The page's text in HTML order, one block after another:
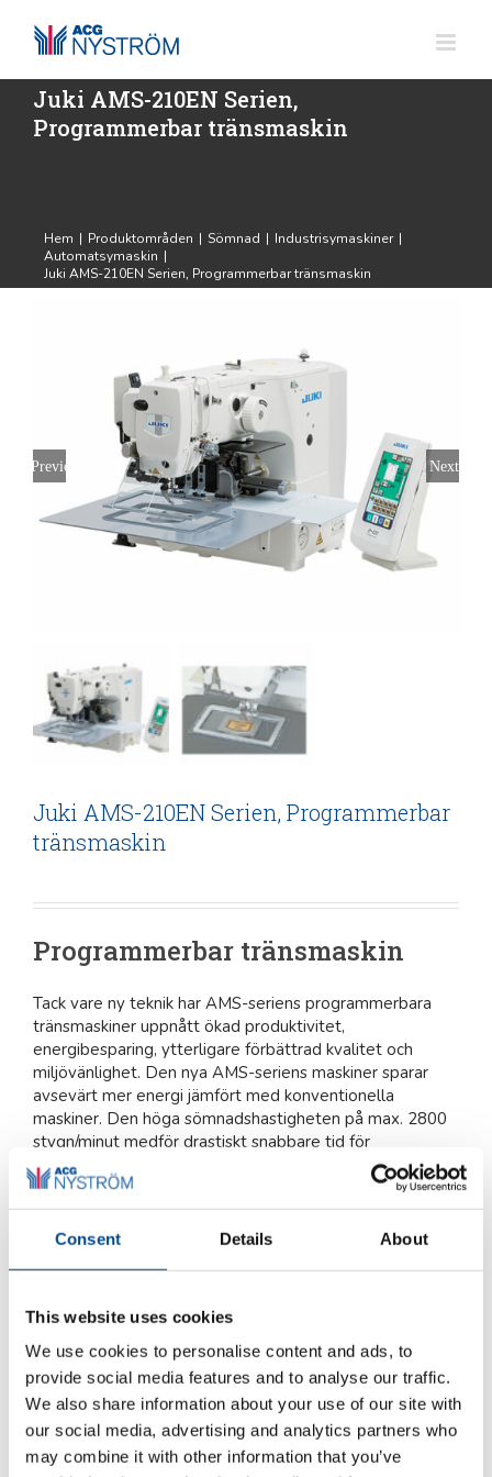
Consent Details About
This website uses cookies
We use cookies to personalise content and ads, to
provide social media features and to analyse our traffic.
We also share information about your use of our site with
our social media, advertising and analytics partners who
may combine it with other information that you’ve
innehållet
Juki AMS-210EN Serien,
Programmerbar tränsmaskin
Hem | Produktområden | Sömnad | Industrisymaskiner |
Automatsymaskin |
Juki AMS-210EN Serien, Programmerbar tränsmaskin
Previous Next
Juki AMS-210EN Serien, Programmerbar
tränsmaskin
Programmerbar tränsmaskin
Tack vare ny teknik har AMS-seriens programmerbara
tränsmaskiner uppnått ökad produktivitet,
energibesparing, ytterligare förbättrad kvalitet och
miljövänlighet. Den nya AMS-seriens maskiner sparar
avsevärt mer energi jämfört med konventionella
maskiner. Den höga sömnadshastigheten på max. 2800
stygn/minut medför drastiskt snabbare tid för
sömnadscykeln.
Maskinerna kan användas för fri mönstersömnad, sömnad
av delar, förstärkningssömmar etc. Exempel på
kardborreband samt olika slags formtränsning och
AMS-210 serien omfattar programmerbara
tränsmaskiner med olika sömnadsutrymmen:
AMS-210EN-1306 (X: 130mm x Y: 60mm)
AMS-210EN-1510 (X: 150 mm x Y: 100 mm)
Dessa industrisymaskiner har en mindre sömnadsyta och
lämpar sig för att sy mindre föremål såsom etiketter och